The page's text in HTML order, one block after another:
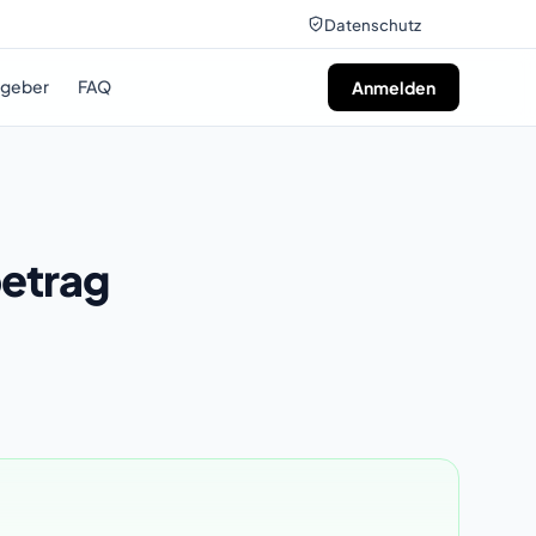
Datenschutz
FAQ Anmelden